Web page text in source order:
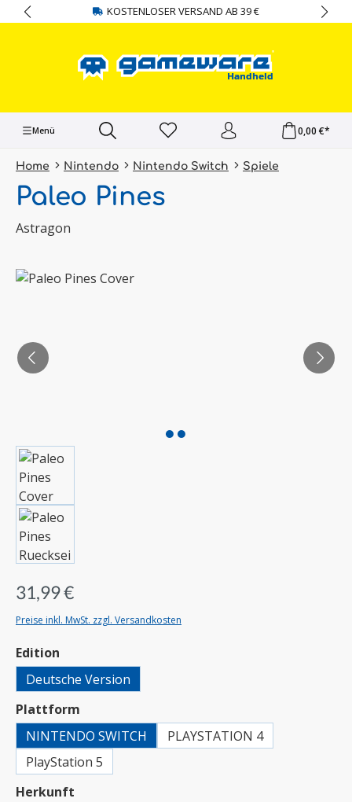
springen KOSTENLOSER VERSAND AB 39 €
Menü 0,00 €*
Home Nintendo Nintendo Switch Spiele
Paleo Pines
Astragon
Bildergalerie überspringen
31,99 €
Preise inkl. MwSt. zzgl. Versandkosten
Edition
Deutsche Version
Plattform
NINTENDO SWITCH
PLAYSTATION 4
PlayStation 5
Herkunft